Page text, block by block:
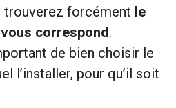
trouverez forcément le
correspond.
de bien choisir le
l’installer, pour qu’il soit